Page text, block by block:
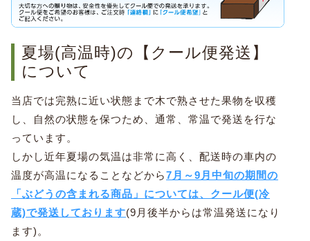
夏場(高温時)の【クール便発送】
について
当店では完熟に近い状態まで木で熟させた果物を収穫
し、自然の状態を保つため、通常、常温で発送を行な
っています。
しかし近年夏場の気温は非常に高く、配送時の車内の
温度が高温になることなどから7月～9月中旬の期間の
「ぶどうの含まれる商品」については、クール便(冷
蔵)で発送しております(9月後半からは常温発送になり
ます)。